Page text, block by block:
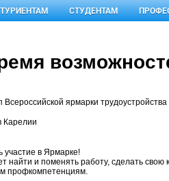
СТУДЕНТАМ
ярмарки
Карелии
участие в Ярмарке!
найти и поменять работу, сделать свою
профкомпетенциям.